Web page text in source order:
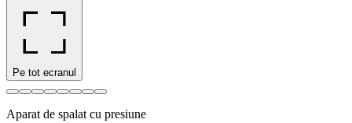
Pe tot ecranul
Aparat de spalat cu presiune